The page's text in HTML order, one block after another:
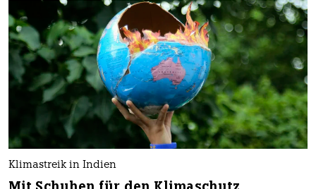
Klimastreik in Indien